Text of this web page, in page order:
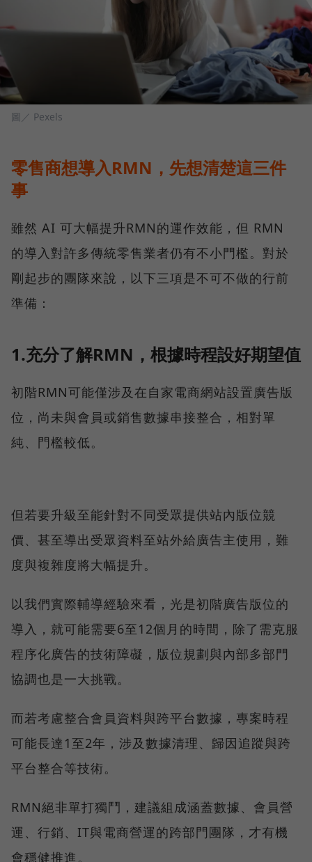
圖／ Pexels
零售商想導入RMN，先想清楚這三件
事
雖然 AI 可大幅提升RMN的運作效能，但 RMN
的導入對許多傳統零售業者仍有不小門檻。對於
剛起步的團隊來說，以下三項是不可不做的行前
準備：
1.充分了解RMN，根據時程設好期望值
初階RMN可能僅涉及在自家電商網站設置廣告版
位，尚未與會員或銷售數據串接整合，相對單
純、門檻較低。
但若要升級至能針對不同受眾提供站內版位競
價、甚至導出受眾資料至站外給廣告主使用，難
度與複雜度將大幅提升。
以我們實際輔導經驗來看，光是初階廣告版位的
導入，就可能需要6至12個月的時間，除了需克服
程序化廣告的技術障礙，版位規劃與內部多部門
協調也是一大挑戰。
而若考慮整合會員資料與跨平台數據，專案時程
可能長達1至2年，涉及數據清理、歸因追蹤與跨
平台整合等技術。
RMN絕非單打獨鬥，建議組成涵蓋數據、會員營
運、行銷、IT與電商營運的跨部門團隊，才有機
會穩健推進。